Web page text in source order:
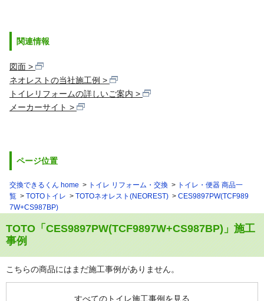
関連情報
図面
ネオレストの当社施工例
トイレリフォームの詳しいご案内
メーカーサイト
ページ位置
交換できるくん home トイレ リフォーム・交換
トイレ・便器 商品一
覧
TOTOトイレ TOTOネオレスト(NEOREST)
CES9897PW(TCF989
7W+CS987BP)
TOTO「CES9897PW(TCF9897W+CS987BP)」施工
事例
こちらの商品にはまだ施工事例がありません。
すべてのトイレ施工事例を見る